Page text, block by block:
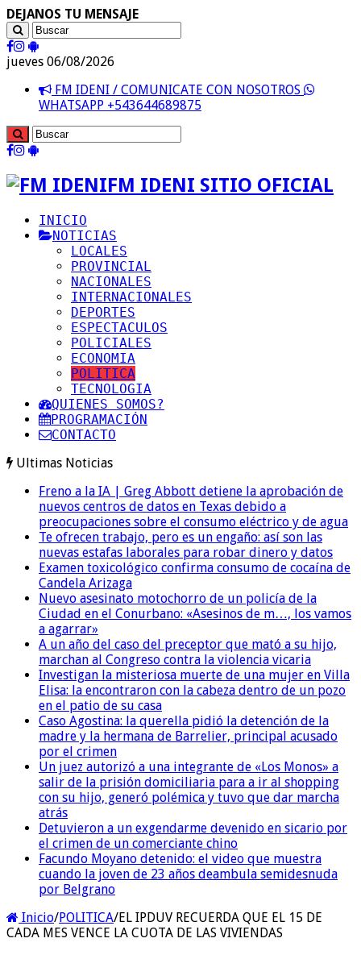
DEJANOS TU MENSAJE
jueves 06/08/2026
FM IDENI / COMUNICATE CON NOSOTROS
WHATSAPP +543644689875
FM IDENI SITIO OFICIAL
INICIO
NOTICIAS
LOCALES
PROVINCIAL
NACIONALES
INTERNACIONALES
DEPORTES
ESPECTACULOS
POLICIALES
ECONOMIA
POLITICA
TECNOLOGIA
QUIENES SOMOS?
PROGRAMACIÓN
CONTACTO
Ultimas Noticias
Freno a la IA | Greg Abbott detiene la aprobación de
nuevos centros de datos en Texas debido a
preocupaciones sobre el consumo eléctrico y de agua
Te ofrecen trabajo, pero es un engaño: así son las
nuevas estafas laborales para robar dinero y datos
Examen toxicológico confirma consumo de cocaína de
Candela Arizaga
Nuevo asesinato motochorro de un policía de la
Ciudad en el Conurbano: «Asesinos de m…, los vamos
a agarrar»
A un año del caso del preceptor que mató a su hijo,
marchan al Congreso contra la violencia vicaria
Investigan la misteriosa muerte de una mujer en Villa
Elisa: la encontraron con la cabeza dentro de un pozo
en el patio de su casa
Caso Agostina: la querella pidió la detención de la
madre y la hermana de Barrelier, principal acusado
por el crimen
Un juez autorizó a una integrante de «Los Monos» a
salir de la prisión domiciliaria para a ir al shopping
con su hijo, generó polémica y tuvo que dar marcha
atrás
Detuvieron a un exgendarme devenido en sicario por
el crimen de un comerciante chino
Facundo Moyano detenido: el video que muestra
cuando la joven de 23 años deambula semidesnuda
por Belgrano
Inicio/POLITICA/EL IPDUV RECUERDA QUE EL 15 DE
CADA MES VENCE LA CUOTA DE LAS VIVIENDAS